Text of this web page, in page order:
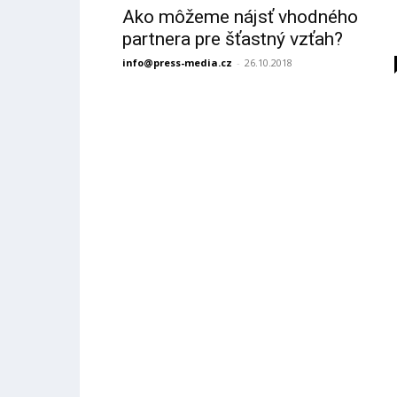
Ako môžeme nájsť vhodného
partnera pre šťastný vzťah?
info@press-media.cz - 26.10.2018